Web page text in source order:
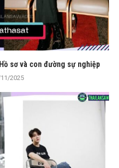
sơ và con đường sự nghiệp
2025